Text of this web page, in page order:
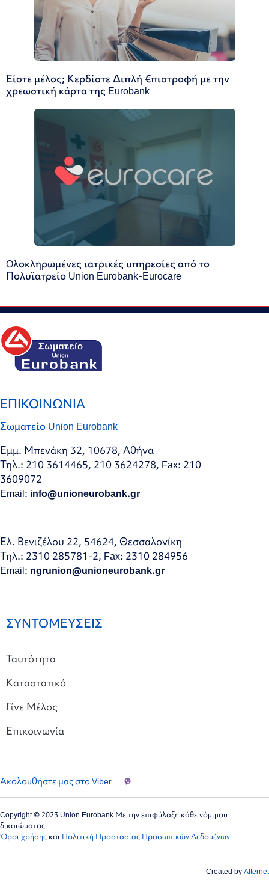
Είστε μέλος; Κερδίστε Διπλή €πιστροφή με την
χρεωστική κάρτα της Eurobank
Oλοκληρωμένες ιατρικές υπηρεσίες από το
Πολυϊατρείο Union Eurobank-Eurocare
ΕΠΙΚΟΙΝΩΝΙΑ
Σωματείο Union Eurobank
Εμμ. Μπενάκη 32, 10678, Αθήνα
Τηλ.: 210 3614465, 210 3624278, Fax: 210
3609072
Email: info@unioneurobank.gr
Ελ. Βενιζέλου 22, 54624, Θεσσαλονίκη
Τηλ.: 2310 285781-2, Fax: 2310 284956
Email: ngrunion@unioneurobank.gr
ΣΥΝΤΟΜΕΥΣΕΙΣ
Ταυτότητα
Καταστατικό
Γίνε Μέλος
Επικοινωνία
Ακολουθήστε μας στο Viber
Copyright © 2023 Union Eurobank Με την επιφύλαξη κάθε νόμιμου
δικαιώματος
Όροι χρήσης και Πολιτική Προστασίας Προσωπικών Δεδομένων
Created byAfternet